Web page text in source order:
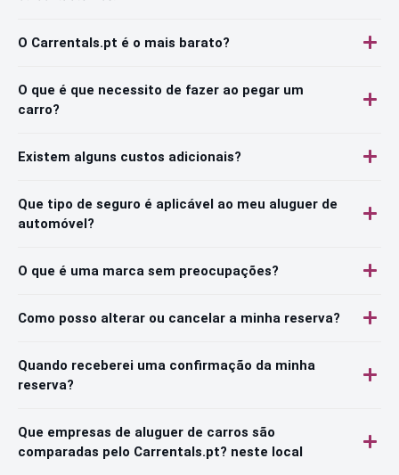
O Carrentals.pt é o mais barato?
O que é que necessito de fazer ao pegar um
carro?
Existem alguns custos adicionais?
Que tipo de seguro é aplicável ao meu aluguer de
automóvel?
O que é uma marca sem preocupações?
Como posso alterar ou cancelar a minha reserva?
Quando receberei uma confirmação da minha
reserva?
Que empresas de aluguer de carros são
comparadas pelo Carrentals.pt? neste local